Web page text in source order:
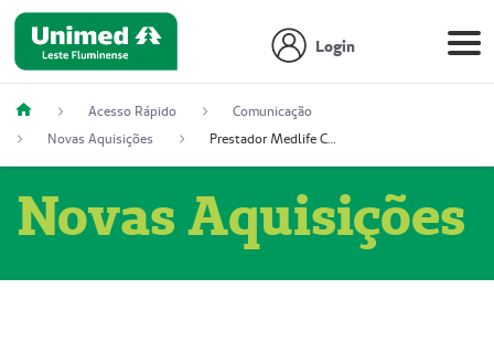
Login
Acesso Rápido
Comunicação
Novas Aquisições
Prestador Medlife Consultas e Diagnósticos (51004334-2)
Novas Aquisições